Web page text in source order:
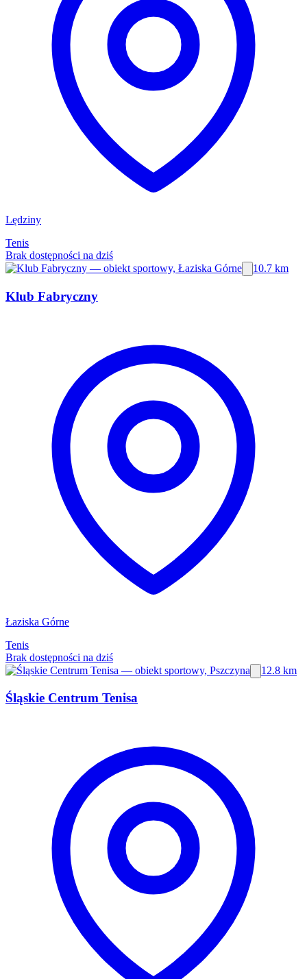
Lędziny
Tenis
Brak dostępności na dziś
10.7 km
Klub Fabryczny
Łaziska Górne
Tenis
Brak dostępności na dziś
12.8 km
Śląskie Centrum Tenisa